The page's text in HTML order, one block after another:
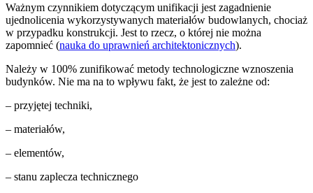
Ważnym czynnikiem dotyczącym unifikacji jest zagadnienie
ujednolicenia wykorzystywanych materiałów budowlanych, chociaż
w przypadku konstrukcji. Jest to rzecz, o której nie można
zapomnieć (nauka do uprawnień architektonicznych).
Należy w 100% zunifikować metody technologiczne wznoszenia
budynków. Nie ma na to wpływu fakt, że jest to zależne od:
– przyjętej techniki,
– materiałów,
– elementów,
– stanu zaplecza technicznego